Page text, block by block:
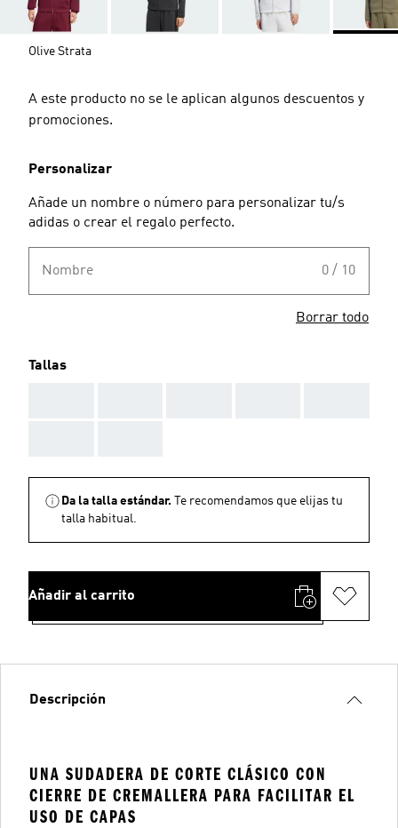
Olive Strata
A este producto no se le aplican algunos descuentos y
promociones.
Personalizar
Añade un nombre o número para personalizar tu/s
adidas o crear el regalo perfecto.
Nombre 0 / 10
Borrar todo
Tallas
Da la talla estándar.
Te recomendamos que elijas tu
talla habitual.
Añadir al carrito
Descripción
UNA SUDADERA DE CORTE CLÁSICO CON
CIERRE DE CREMALLERA PARA FACILITAR EL
USO DE CAPAS